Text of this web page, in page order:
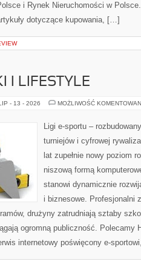
i Rynek Nieruchomości w
dotyczące kupowania, […]
I LIFESTYLE
- 13 - 2026 MOŻLIWOŚĆ
Ligi e-sportu –
turniejów i cyfrowej
lat zupełnie nowy poziom
niszową formą
stanowi dynamicznie
i biznesowe. Profesjonalni
drużyny zatrudniają sztaby
ogromną publiczność. Polecamy
internetowy poświęcony e-